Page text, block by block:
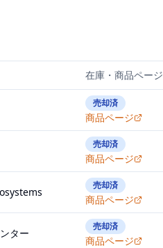
在庫・商品ページ
売却済
商品ページ
売却済
商品ページ
売却済
商品ページ
ター
売却済
商品ページ